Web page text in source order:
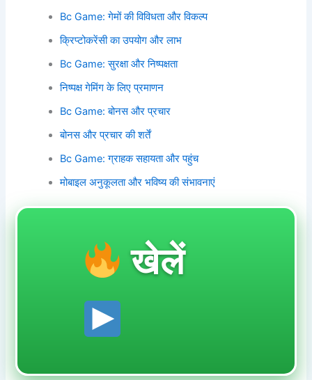
Bc Game: गेमों की विविधता और विकल्प
क्रिप्टोकरेंसी का उपयोग और लाभ
Bc Game: सुरक्षा और निष्पक्षता
निष्पक्ष गेमिंग के लिए प्रमाणन
Bc Game: बोनस और प्रचार
बोनस और प्रचार की शर्तें
Bc Game: ग्राहक सहायता और पहुंच
मोबाइल अनुकूलता और भविष्य की संभावनाएं
खेलें